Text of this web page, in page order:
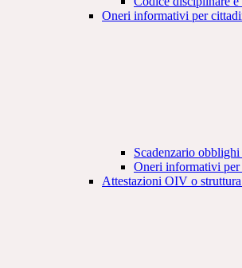
Oneri informativi per
Scadenzario
Oneri informativi per
Attestazioni OIV o struttura